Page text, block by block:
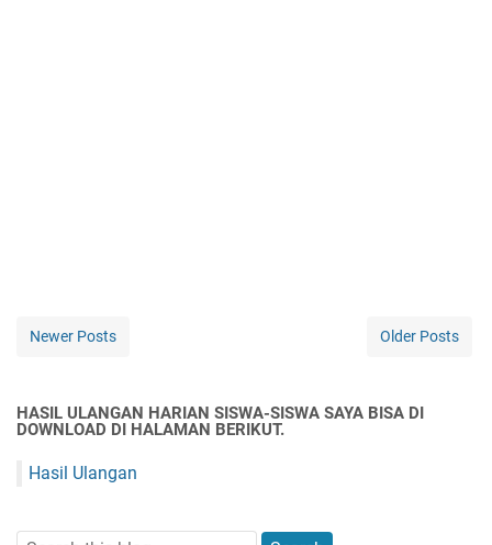
Newer Posts Older Posts
HASIL ULANGAN HARIAN SISWA-SISWA SAYA BISA DI
DOWNLOAD DI HALAMAN BERIKUT.
Hasil Ulangan